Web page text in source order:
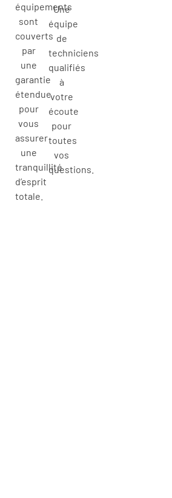
équipements
sont
couverts
par
une
garantie
étendue
pour
vous
assurer
une
tranquillité
d’esprit
totale.
Une
équipe
de
techniciens
qualifiés
à
votre
écoute
pour
toutes
vos
questions.